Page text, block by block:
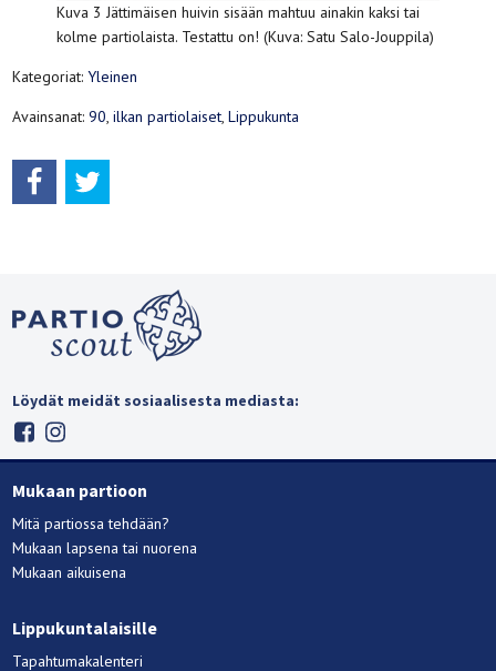
Kuva 3 Jättimäisen huivin sisään mahtuu ainakin kaksi tai
kolme partiolaista. Testattu on! (Kuva: Satu Salo-Jouppila)
Kategoriat:Yleinen
Avainsanat:90,ilkan partiolaiset,Lippukunta
Löydät meidät sosiaalisesta mediasta:
Mukaan partioon
Mitä partiossa tehdään?
Mukaan lapsena tai nuorena
Mukaan aikuisena
Lippukuntalaisille
Tapahtumakalenteri